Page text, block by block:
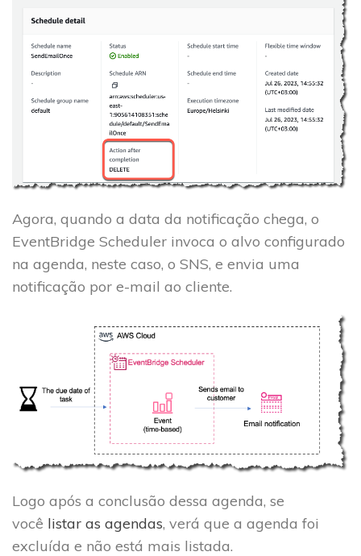
Agora, quando a data da notificação chega, o
EventBridge Scheduler invoca o alvo configurado
na agenda, neste caso, o SNS, e envia uma
notificação por e-mail ao cliente.
Logo após a conclusão dessa agenda, se
você listar as agendas, verá que a agenda foi
excluída e não está mais listada.